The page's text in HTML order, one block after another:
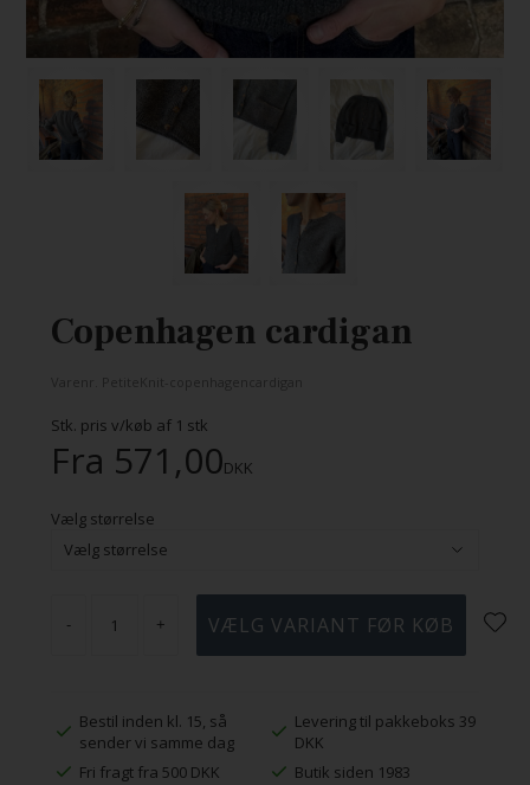
Copenhagen cardigan
Stk. pris v/køb af 1 stk
Fra 571,00DKK
Vælg størrelse
- +
Bestil inden kl. 15, så
sender vi samme dag
Levering til pakkeboks 39
DKK
Fri fragt fra 500 DKK
Butik siden 1983